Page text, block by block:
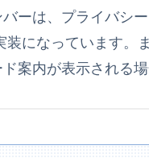
ーは、プライバシ
装になっています。
案内が表示される場